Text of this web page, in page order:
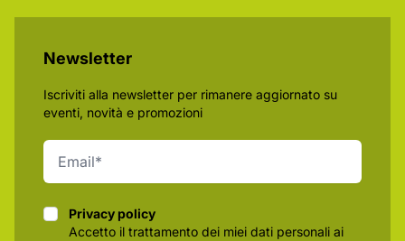
Newsletter
Iscriviti alla newsletter per rimanere aggiornato su
eventi, novità e promozioni
Privacy policy
Privacy policy
Accetto il trattamento dei miei dati personali ai